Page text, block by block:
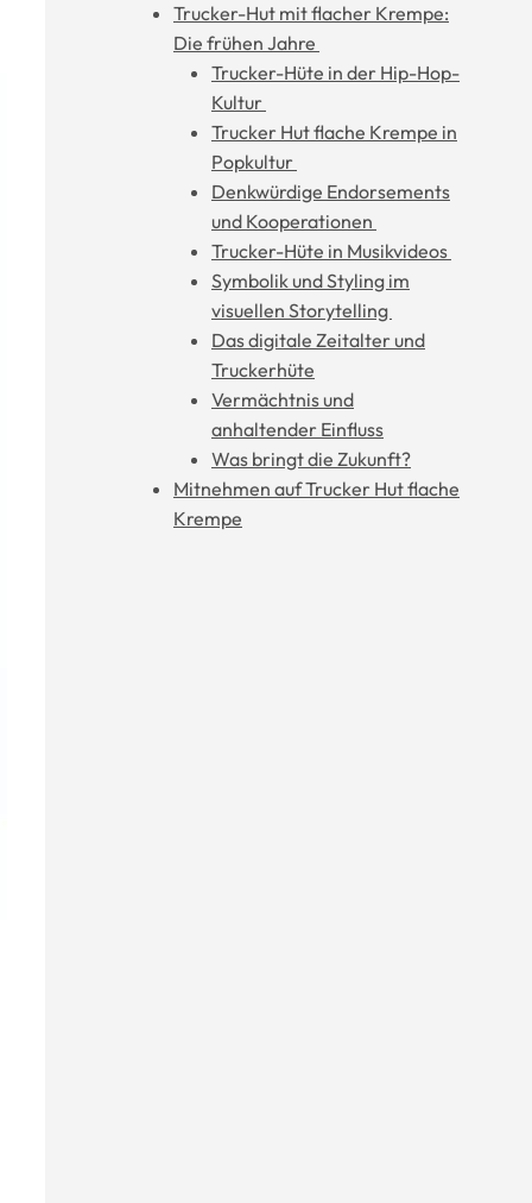
Trucker-Hut mit flacher Krempe:
Die frühen Jahre
Trucker-Hüte in der Hip-Hop-
Kultur
Trucker Hut flache Krempe in
Popkultur
Denkwürdige Endorsements
und Kooperationen
Trucker-Hüte in Musikvideos
Symbolik und Styling im
visuellen Storytelling
Das digitale Zeitalter und
Truckerhüte
Vermächtnis und
anhaltender Einfluss
Was bringt die Zukunft?
Mitnehmen auf Trucker Hut flache
Krempe